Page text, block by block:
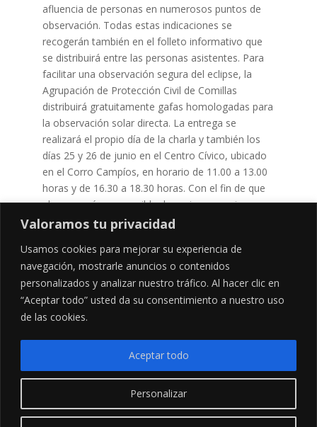
Valoramos tu privacidad
Usamos cookies para mejorar su experiencia de
navegación, mostrarle anuncios o contenidos
personalizados y analizar nuestro tráfico. Al hacer clic en
“Aceptar todo” usted da su consentimiento a nuestro uso
de las cookies.
Personalizar
Aceptar todo
afluencia de personas en numerosos puntos de
observación. Todas estas indicaciones se
recogerán también en el folleto informativo que
se distribuirá entre las personas asistentes. Para
facilitar una observación segura del eclipse, la
Agrupación de Protección Civil de Comillas
distribuirá gratuitamente gafas homologadas para
la observación solar directa. La entrega se
realizará el propio día de la charla y también los
días 25 y 26 de junio en el Centro Cívico, ubicado
en el Corro Campíos, en horario de 11.00 a 13.00
horas y de 16.30 a 18.30 horas. Con el fin de que
el mayor número posible de vecinos y vecinas
pueda acceder a este material, se entregará una
hasta agotar existencias.
Plaza Joaquín del Piélago, 1. Teléfono 942 720 033 Fax.
942 720 037. E-mail: ayuntamiento@comillas.es